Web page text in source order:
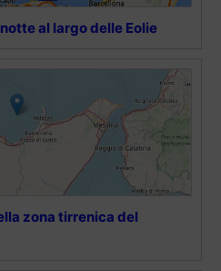
al largo delle Eolie
zona tirrenica del